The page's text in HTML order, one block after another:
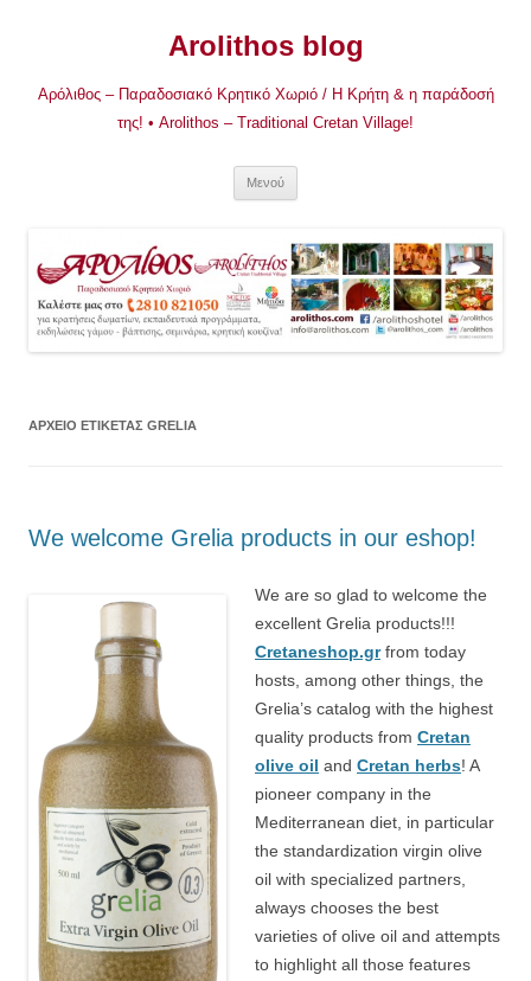
Arolithos blog
Αρόλιθος – Παραδοσιακό Κρητικό Χωριό / Η Κρήτη & η παράδοσή
της! • Arolithos – Traditional Cretan Village!
Μενού
ΑΡΧΕΊΟ ΕΤΙΚΈΤΑΣ GRELIA
We welcome Grelia products in our eshop!
We are so glad to welcome the
excellent Grelia products!!!
Cretaneshop.grfrom today
hosts, among other things, the
Grelia’s catalog with the highest
quality products from Cretan
olive oil and Cretan herbs! A
pioneer company in the
Mediterranean diet, in particular
the standardization virgin olive
oil with specialized partners,
always chooses the best
varieties of olive oil and attempts
to highlight all those features